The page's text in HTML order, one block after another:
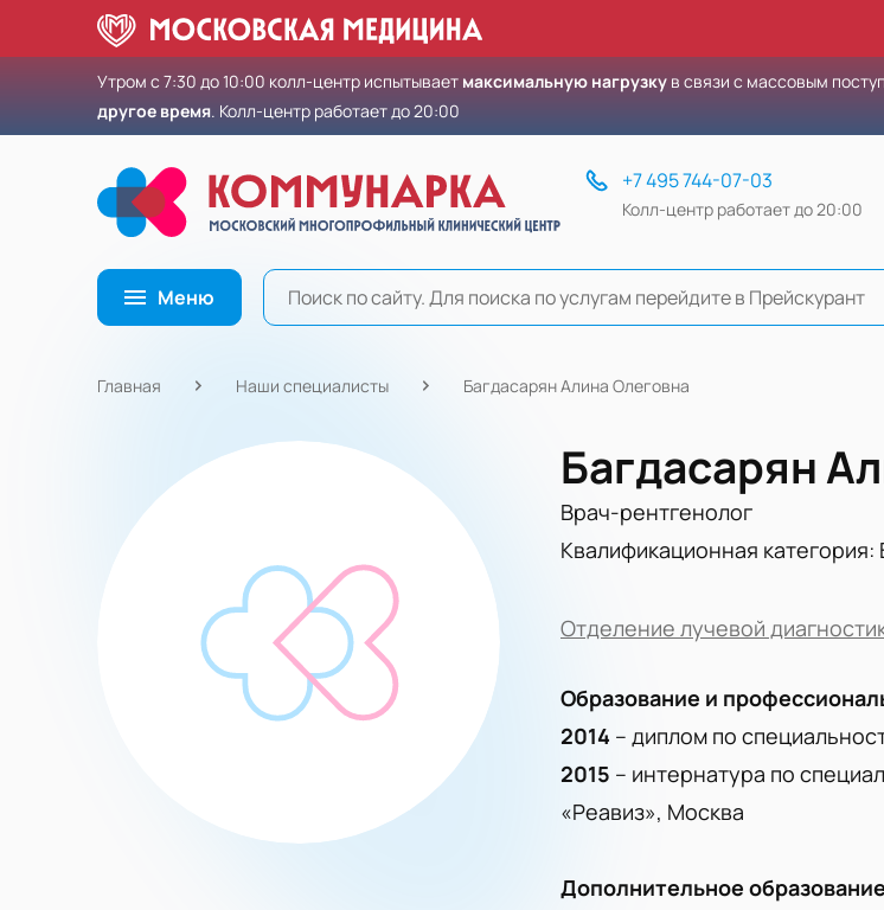
Утром с 7:30 до 10:00 колл-центр испытывает максимальную нагрузку в связи с массовым
другое время. Колл-центр работает до 20:00
+7 495 744-07-03
Колл-центр работает до 20:00
Меню
Главная Наши специалисты Багдасарян Алина Олеговна
Багдасарян
Врач-рентгенолог
Квалификационная категория:
Отделение лучевой
Образование и
2014 – диплом по
2015 – интернатура по
«Реавиз», Москва
Дополнительное